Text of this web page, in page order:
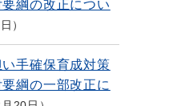
綱の改正につい
手確保育成対策
綱の一部改正に